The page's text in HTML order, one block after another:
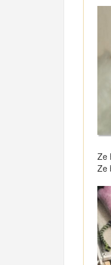
Ze
Ze